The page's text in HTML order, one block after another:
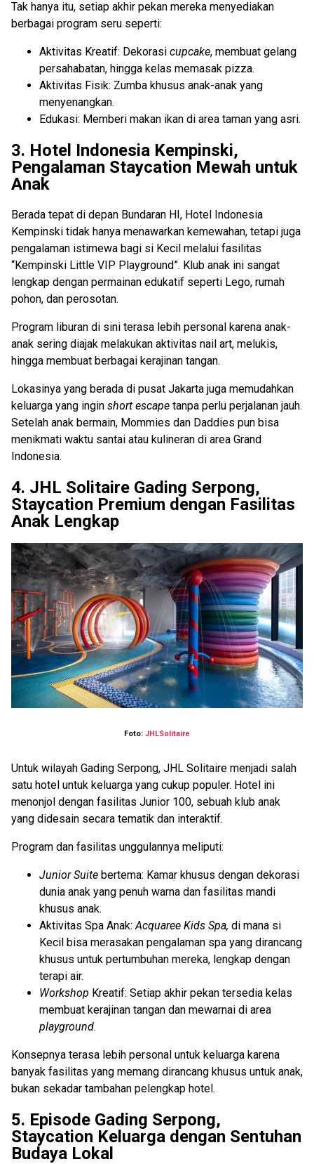
Tak hanya itu, setiap akhir pekan mereka menyediakan
berbagai program seru seperti:
Aktivitas Kreatif: Dekorasi cupcake, membuat gelang
persahabatan, hingga kelas memasak pizza.
Aktivitas Fisik: Zumba khusus anak-anak yang
menyenangkan.
Edukasi: Memberi makan ikan di area taman yang asri.
3. Hotel Indonesia Kempinski,
Pengalaman Staycation Mewah untuk
Anak
Berada tepat di depan Bundaran HI, Hotel Indonesia
Kempinski tidak hanya menawarkan kemewahan, tetapi juga
pengalaman istimewa bagi si Kecil melalui fasilitas
“Kempinski Little VIP Playground”. Klub anak ini sangat
lengkap dengan permainan edukatif seperti Lego, rumah
pohon, dan perosotan.
Program liburan di sini terasa lebih personal karena anak-
anak sering diajak melakukan aktivitas nail art, melukis,
hingga membuat berbagai kerajinan tangan.
Lokasinya yang berada di pusat Jakarta juga memudahkan
keluarga yang ingin short escape tanpa perlu perjalanan jauh.
Setelah anak bermain, Mommies dan Daddies pun bisa
menikmati waktu santai atau kulineran di area Grand
Indonesia.
4. JHL Solitaire Gading Serpong,
Staycation Premium dengan Fasilitas
Anak Lengkap
Foto: JHLSolitaire
Untuk wilayah Gading Serpong, JHL Solitaire menjadi salah
satu hotel untuk keluarga yang cukup populer. Hotel ini
menonjol dengan fasilitas Junior 100, sebuah klub anak
yang didesain secara tematik dan interaktif.
Program dan fasilitas unggulannya meliputi:
Junior Suite bertema: Kamar khusus dengan dekorasi
dunia anak yang penuh warna dan fasilitas mandi
khusus anak.
Aktivitas Spa Anak: Acquaree Kids Spa, di mana si
Kecil bisa merasakan pengalaman spa yang dirancang
khusus untuk pertumbuhan mereka, lengkap dengan
terapi air.
Workshop Kreatif: Setiap akhir pekan tersedia kelas
membuat kerajinan tangan dan mewarnai di area
playground.
Konsepnya terasa lebih personal untuk keluarga karena
banyak fasilitas yang memang dirancang khusus untuk anak,
bukan sekadar tambahan pelengkap hotel.
5. Episode Gading Serpong,
Staycation Keluarga dengan Sentuhan
Budaya Lokal